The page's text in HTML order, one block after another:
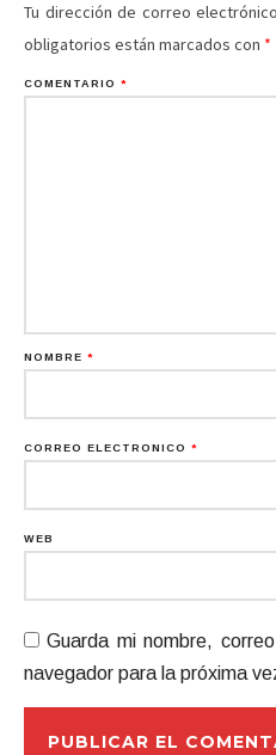
Tu dirección de correo
obligatorios están marcados con *
COMENTARIO *
NOMBRE *
CORREO ELECTRÓNICO *
WEB
Guarda mi nombre,
navegador para la próxima